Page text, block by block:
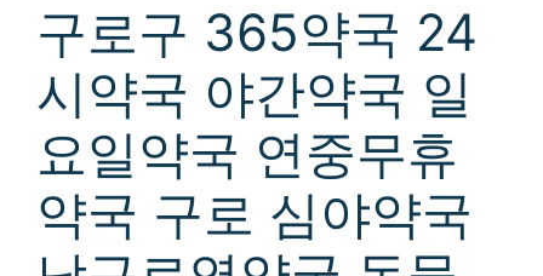
구로구 365약국 24
시약국 야간약국 일
요일약국 연중무휴
약국 구로 심야약국